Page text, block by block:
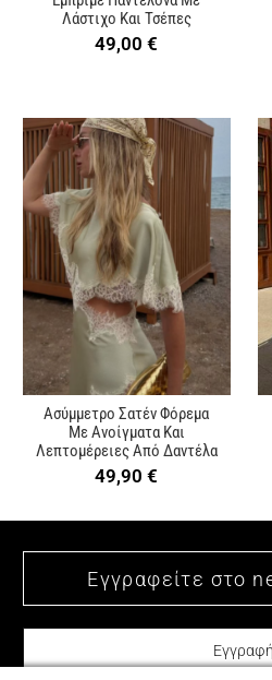
Λάστιχο Και Τσέπες
49,00€
Ασύμμετρο Σατέν Φόρεμα
Με Ανοίγματα Και
Λεπτομέρειες Από Δαντέλα
49,90€